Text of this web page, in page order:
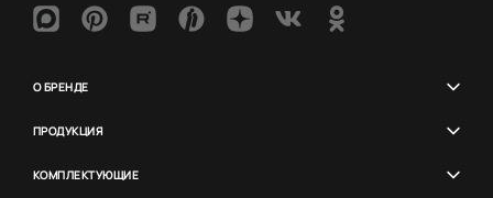
О БРЕНДЕ
ПРОДУКЦИЯ
КОМПЛЕКТУЮЩИЕ